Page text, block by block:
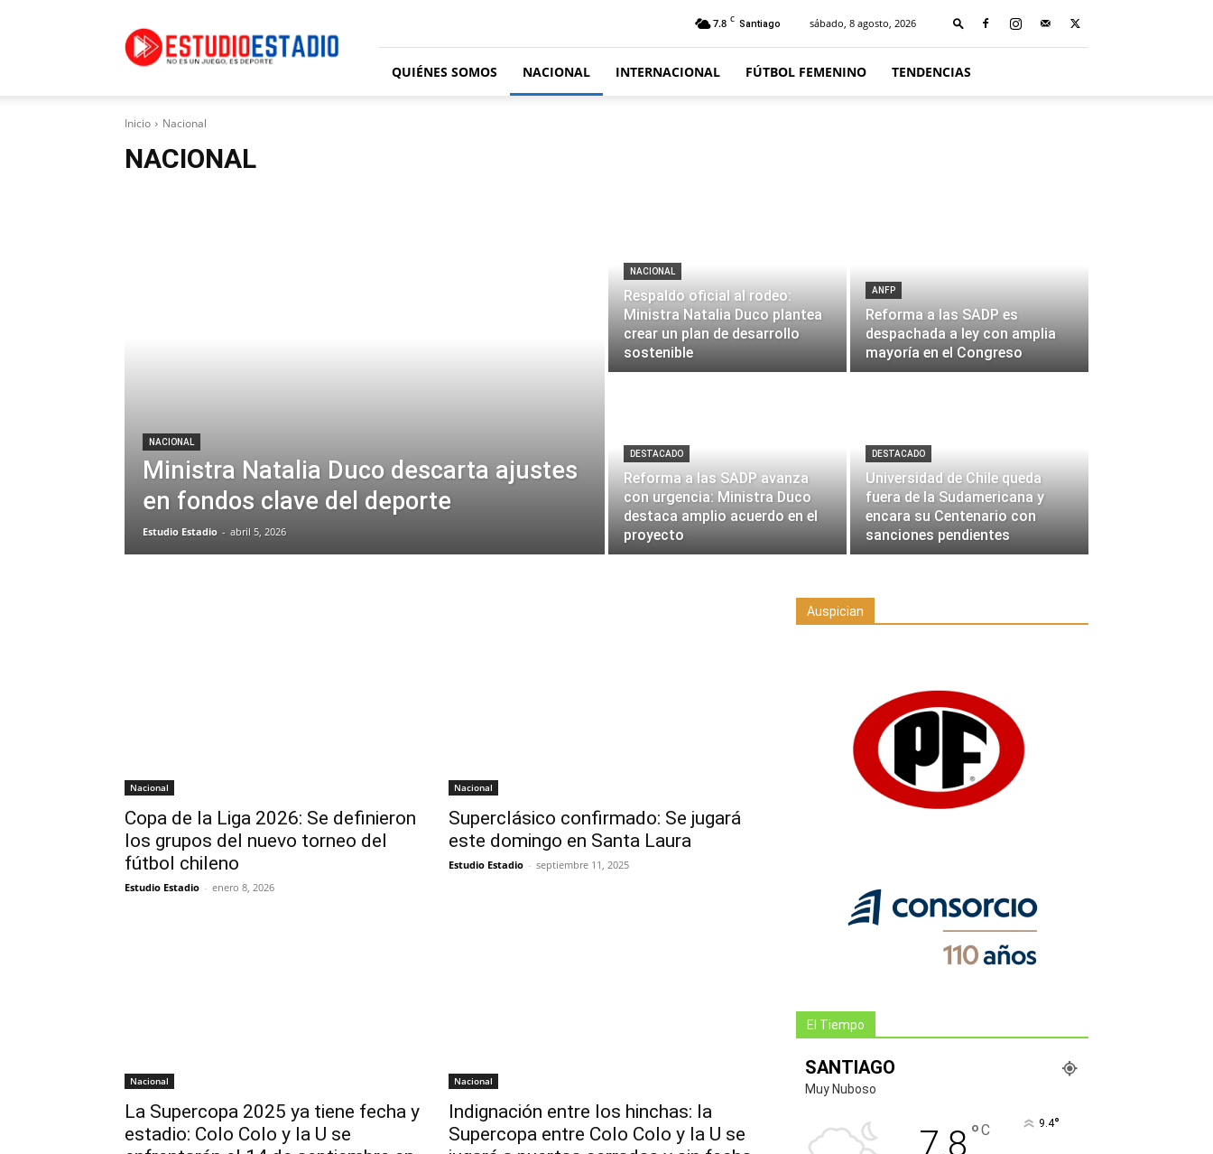
Estadio
7.8 C Santiago sábado, 8 agosto, 2026
QUIÉNES SOMOS NACIONAL INTERNACIONAL FÚTBOL FEMENINO TENDENCIAS
Inicio Nacional
NACIONAL
NACIONAL
Ministra Natalia Duco descarta ajustes
en fondos clave del deporte
Estudio Estadio - abril 5, 2026
NACIONAL
Respaldo oficial al rodeo:
Ministra Natalia Duco plantea
crear un plan de desarrollo
sostenible
ANFP
Reforma a las SADP es
despachada a ley con amplia
mayoría en el Congreso
DESTACADO
Reforma a las SADP avanza
con urgencia: Ministra Duco
destaca amplio acuerdo en el
proyecto
DESTACADO
Universidad de Chile queda
fuera de la Sudamericana y
encara su Centenario con
sanciones pendientes
Nacional
Copa de la Liga 2026: Se definieron
los grupos del nuevo torneo del
fútbol chileno
Estudio Estadio - enero 8, 2026
Nacional
Superclásico confirmado: Se jugará
este domingo en Santa Laura
Estudio Estadio - septiembre 11, 2025
Nacional
La Supercopa 2025 ya tiene fecha y
estadio: Colo Colo y la U se
Nacional
Indignación entre los hinchas: la
Supercopa entre Colo Colo y la U se
Auspician
El Tiempo
SANTIAGO
Muy Nuboso
7.8 °C 9.4°